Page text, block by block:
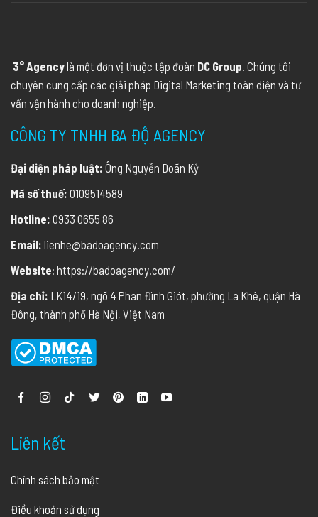
3° Agencylà một đơn vị thuộc tập đoàn DC Group. Chúng tôi
chuyên cung cấp các giải pháp Digital Marketing toàn diện và tư
vấn vận hành cho doanh nghiệp.
CÔNG TY TNHH BA ĐỘ AGENCY
Đại diện pháp luật: Ông Nguyễn Doãn Kỷ
Mã số thuế: 0109514589
Hotline: 0933 0655 86
Email: lienhe@badoagency.com
Website: https://badoagency.com/
Địa chỉ: LK14/19, ngõ 4 Phan Đình Giót, phường La Khê, quận Hà
Đông, thành phố Hà Nội, Việt Nam
Liên kết
Chính sách bảo mật
Điều khoản sử dụng